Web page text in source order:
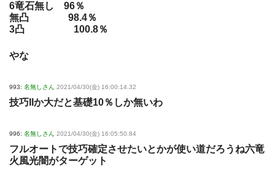
6竜石無し 96％
無凸 98.4％
3凸 100.8％
やな
993: 名無しさん 2021/04/30(金) 16:00:14.32
技巧IIか大だと基礎10％しか無いわ
996: 名無しさん 2021/04/30(金) 16:05:50.84
フルオートで技巧確定させたいとかが使い道だろうね六竜
火風光闇がターゲット